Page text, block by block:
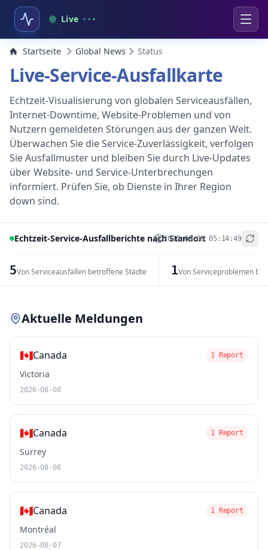
Live
Startseite Global News Status
Live-Service-Ausfallkarte
Echtzeit-Visualisierung von globalen Serviceausfällen,
Internet-Downtime, Website-Problemen und von
Nutzern gemeldeten Störungen aus der ganzen Welt.
Überwachen Sie die Service-Zuverlässigkeit, verfolgen
Sie Ausfallmuster und bleiben Sie durch Live-Updates
über Website- und Service-Unterbrechungen
informiert. Prüfen Sie, ob Dienste in Ihrer Region
down sind.
Echtzeit-Service-Ausfallberichte nach Standort
2026-08-08 05:14:49
5Von Serviceausfällen betroffene Städte 1Von Serviceproblemen
+
Aktuelle Meldungen
🇨🇦Canada 1 Report
Victoria
2026-08-08
🇨🇦Canada 1 Report
Surrey
2026-08-08
🇨🇦Canada 1 Report
Montréal
2026-08-07